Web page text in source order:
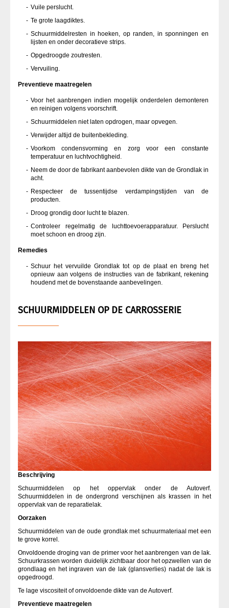
Vuile perslucht.
Te grote laagdiktes.
Schuurmiddelresten in hoeken, op randen, in sponningen en
lijsten en onder decoratieve strips.
Opgedroogde zoutresten.
Vervuiling.
Preventieve maatregelen
Voor het aanbrengen indien mogelijk onderdelen demonteren
en reinigen volgens voorschrift.
Schuurmiddelen niet laten opdrogen, maar opvegen.
Verwijder altijd de buitenbekleding.
Voorkom condensvorming en zorg voor een constante
temperatuur en luchtvochtigheid.
Neem de door de fabrikant aanbevolen dikte van de Grondlak in
acht.
Respecteer de tussentijdse verdampingstijden van de
producten.
Droog grondig door lucht te blazen.
Controleer regelmatig de luchttoevoerapparatuur. Perslucht
moet schoon en droog zijn.
Remedies
Schuur het vervuilde Grondlak tot op de plaat en breng het
opnieuw aan volgens de instructies van de fabrikant, rekening
houdend met de bovenstaande aanbevelingen.
SCHUURMIDDELEN OP DE CARROSSERIE
Beschrijving
Schuurmiddelen op het oppervlak onder de Autoverf.
Schuurmiddelen in de ondergrond verschijnen als krassen in het
oppervlak van de reparatielak.
Oorzaken
Schuurmiddelen van de oude grondlak met schuurmateriaal met een
te grove korrel.
Onvoldoende droging van de primer voor het aanbrengen van de lak.
Schuurkrassen worden duidelijk zichtbaar door het opzwellen van de
grondlaag en het ingraven van de lak (glansverlies) nadat de lak is
opgedroogd.
Te lage viscositeit of onvoldoende dikte van de Autoverf.
Preventieve maatregelen